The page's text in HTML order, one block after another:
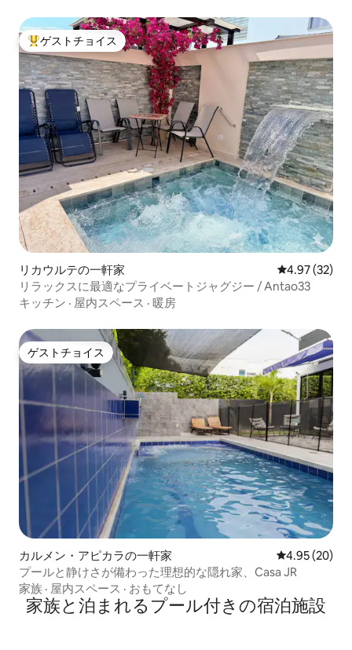
大好評のゲストチョイスです。
ゲストチョイス
リカウルテの一軒家 レビュー32
4.97 (32)
リラックスに最適なプライベートジャグジー / Antao33
キッチン · 屋内スペース · 暖房
ゲストチョイス
ゲストチョイス
カルメン・アピカラの一軒家 レビュー20
4.95 (20)
プールと静けさが備わった理想的な隠れ家、Casa JR
家族 · 屋内スペース · おもてなし
家族と泊まれるプール付きの宿泊施設